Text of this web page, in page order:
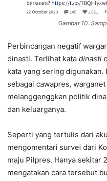
Gambar 10.
Perbincangan negatif
dinasti. Terlihat kata dinasti
kata yang sering digunakan.
sebagai cawapres,
melanggenggkan politik
dan keluarganya.
Seperti yang tertulis dari
mengomentari survei dari
maju Pilpres. Hanya sekitar
mengatakan cara tersebut